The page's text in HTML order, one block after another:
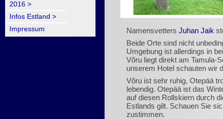
Namensvetters Juhan Jaik
Beide Orte sind nicht
Umgebung ist allerdings in
Võru liegt direkt am Tamula-
unserem Hotel schauten wir
Võru ist sehr ruhig, Otepää
lebendig. Otepää ist das
auf diesen Rollskiern durch
Estlands gilt. Schauen Sie
zustimmen.
2016 >
Infos Estland >
Impressum